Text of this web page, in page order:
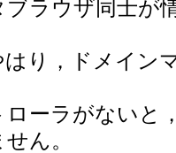
ブラウザ同士が
り，ドメイン
ローラがないと
ん。